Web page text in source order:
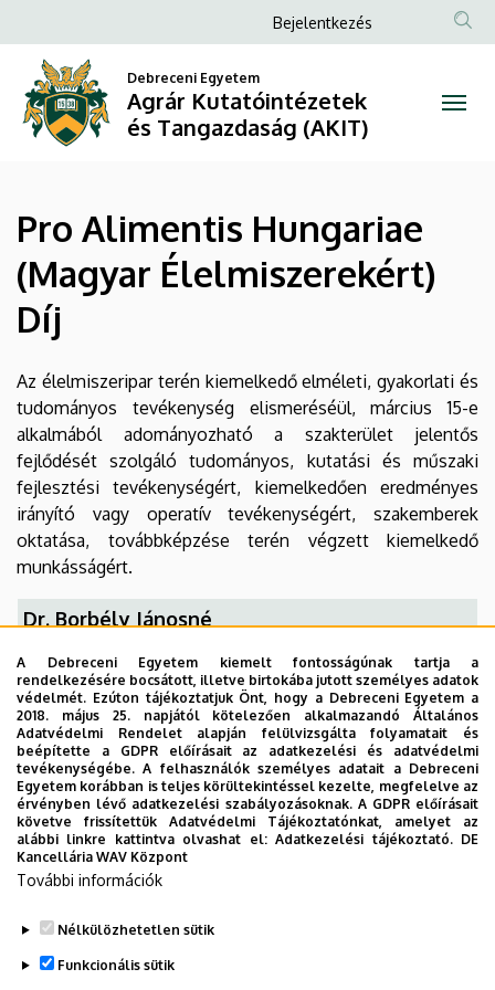
Alimentis
Hungariae
(Magyar
Élelmiszerekért)
Díj
Agrár
Kutatóintézetek
és
Tangazdaság
(AKIT)
a
tartalomra
Anonim
fiók
menüje
Bejelentkezés
Debreceni Egyetem
Agrár Kutatóintézetek
és Tangazdaság (AKIT)
Pro Alimentis Hungariae
(Magyar Élelmiszerekért)
Díj
Az élelmiszeripar terén kiemelkedő elméleti, gyakorlati és
tudományos tevékenység elismeréséül, március 15-e
alkalmából adományozható a szakterület jelentős
fejlődését szolgáló tudományos, kutatási és műszaki
fejlesztési tevékenységért, kiemelkedően eredményes
irányító vagy operatív tevékenységért, szakemberek
oktatása, továbbképzése terén végzett kiemelkedő
munkásságért.
Dr. Borbély Jánosné
Beosztás: egyetemi
docens
Szervezet:Mezőgazdaság-,
Élelmiszertudományi
és Környezetgazdálkodási
Kar
Legutóbbi frissítés: 2023. 03. 06. 15:42
A Debreceni Egyetem kiemelt fontosságúnak tartja a
rendelkezésére bocsátott, illetve birtokába jutott személyes adatok
védelmét. Ezúton tájékoztatjuk Önt, hogy a Debreceni Egyetem a
2018. május 25. napjától kötelezően alkalmazandó Általános
Adatvédelmi Rendelet alapján felülvizsgálta folyamatait és
beépítette a GDPR előírásait az adatkezelési és adatvédelmi
tevékenységébe. A felhasználók személyes adatait a Debreceni
Egyetem korábban is teljes körültekintéssel kezelte, megfelelve az
érvényben lévő adatkezelési szabályozásoknak. A GDPR előírásait
követve frissítettük Adatvédelmi Tájékoztatónkat, amelyet az
alábbi linkre kattintva olvashat el:Adatkezelési tájékoztató. DE
Kancellária WAV Központ
További információk
Nélkülözhetetlen sütik
Funkcionális sütik